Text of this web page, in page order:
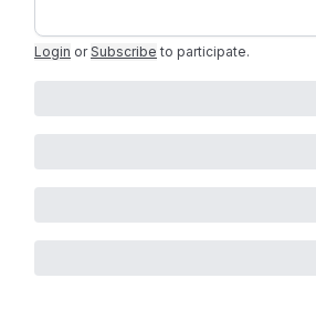
Login or Subscribe to participate.